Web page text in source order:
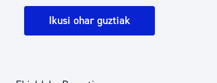
Gune publikoa,
Ikusi ohar guztiak